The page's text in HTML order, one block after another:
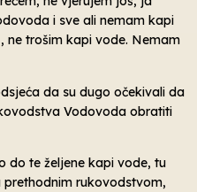
i sve ali nemam kapi
ne trošim kapi vode. Nemam
da su dugo očekivali da
Vodovoda obratiti
do te željene kapi vode, tu
rukovodstvom,